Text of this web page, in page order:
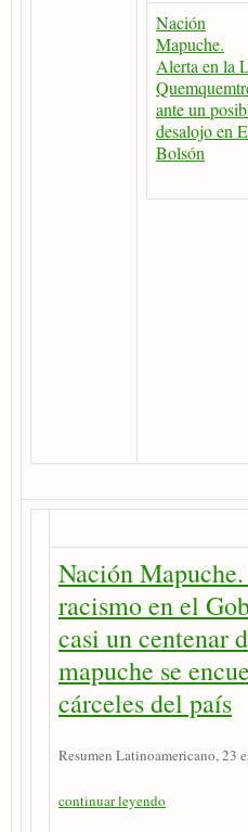
Nación
Mapuche.
Alerta en la
ante un
desalojo en
Bolsón
Nación
racismo en el
casi un centenar
mapuche se
cárceles del país
Resumen Latinoamericano, 23
continuar leyendo